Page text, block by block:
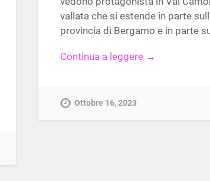
vallata che si estende in parte
provincia di Bergamo e in parte
Continua a leggere →
Ottobre 16, 2023